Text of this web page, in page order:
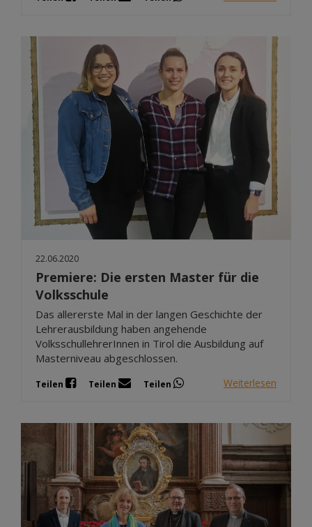
22.06.2020
Premiere: Die ersten Master für die
Volksschule
Das allererste Mal in der langen Geschichte der
Lehrerausbildung haben angehende
VolksschullehrerInnen in Tirol die Ausbildung auf
Masterniveau abgeschlossen.
Teilen Teilen Teilen Weiterlesen